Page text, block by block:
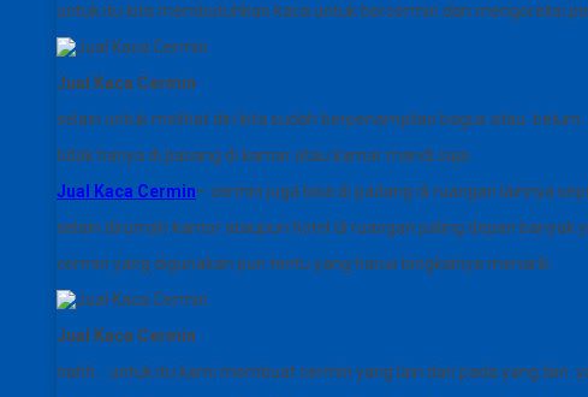
untuk itu kita membutuhkan kaca untuk bercermin dan mengoreksi
Jual Kaca Cermin
selain untuk melihat diri kita sudah berpenampilan bagus atau
tidak hanya di pasang di kamar atau kamar mandi saja.
Jual Kaca Cermin– cermin juga bisa di padang di ruangan lainnya
selain dirumah kantor ataupun hotel di ruangan paling depan banyak
cermin yang digunakan pun tentu yang harus bingkainya menarik.
Jual Kaca Cermin
nahh… untuk itu kami membuat cermin yang lain dari pada yang lain.